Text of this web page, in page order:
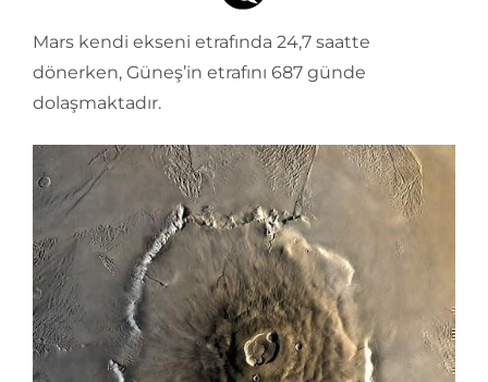
Mars kendi ekseni etrafında 24,7 saatte
dönerken, Güneş’in etrafını 687 günde
dolaşmaktadır.